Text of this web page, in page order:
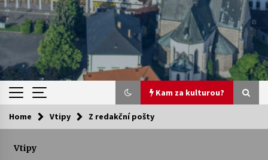
Kam za kulturou?
Kam za kulturou?
Home Vtipy Z redakční pošty
Vtipy